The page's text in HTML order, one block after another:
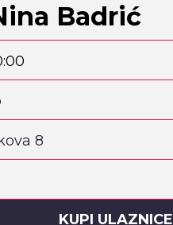
Badrić
8
KUPI ULAZNICE